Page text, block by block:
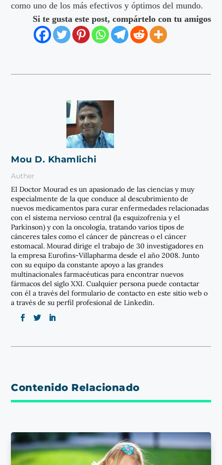
como uno de los más efectivos y óptimos del mundo.
Si te gusta este post, compártelo con tu amigos
Mou D. Khamlichi
Auther
El Doctor Mourad es un apasionado de las ciencias y muy
especialmente de la que conduce al descubrimiento de
nuevos medicamentos para curar enfermedades relacionadas
con el sistema nervioso central (la esquizofrenia y el
Parkinson) y con la oncología, tratando varios tipos de
cánceres tales como el cáncer de páncreas o el cáncer
estomacal. Mourad dirige el trabajo de 30 investigadores en
la empresa Eurofins-Villapharma desde el año 2008. Junto
con su equipo da constante apoyo a las grandes
multinacionales farmacéuticas para encontrar nuevos
fármacos del siglo XXI. Cualquier persona puede contactar
con él a través del formulario de contacto en este sitio web o
a través de su perfil profesional de Linkedin.
Contenido Relacionado